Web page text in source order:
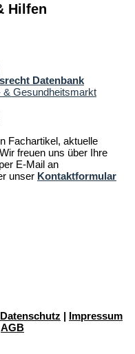
Hilfen
Datenbank
Gesundheitsmarkt
Fachartikel, aktuelle
freuen uns über Ihre
E-Mail an
unser Kontaktformular
Datenschutz | Impressum
AGB